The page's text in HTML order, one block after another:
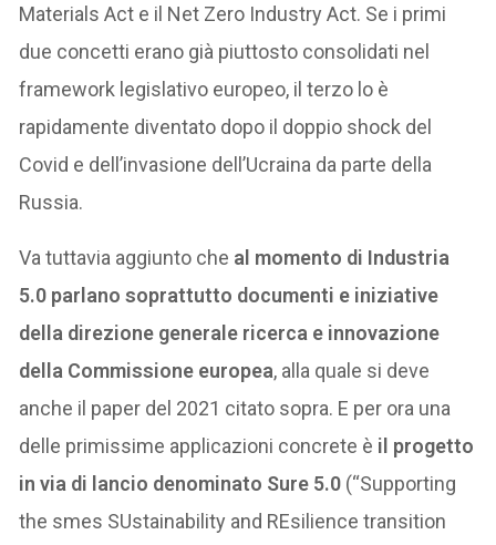
Materials Act e il Net Zero Industry Act. Se i primi
due concetti erano già piuttosto consolidati nel
framework legislativo europeo, il terzo lo è
rapidamente diventato dopo il doppio shock del
Covid e dell’invasione dell’Ucraina da parte della
Russia.
Va tuttavia aggiunto che al momento di Industria
5.0 parlano soprattutto documenti e iniziative
della direzione generale ricerca e innovazione
della Commissione europea, alla quale si deve
anche il paper del 2021 citato sopra. E per ora una
delle primissime applicazioni concrete è il progetto
in via di lancio denominato Sure 5.0 (“Supporting
the smes SUstainability and REsilience transition